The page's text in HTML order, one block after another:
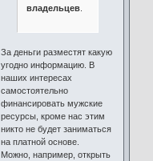
владельцев.
За деньги разместят какую
угодно информацию. В
наших интересах
самостоятельно
финансировать мужские
ресурсы, кроме нас этим
никто не будет заниматься
на платной основе.
Можно, например, открыть